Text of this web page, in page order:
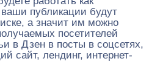
публикации будут
а значит им можно
посетителей
в Дзен в посты в соцсетях,
сайт, лендинг, интернет-